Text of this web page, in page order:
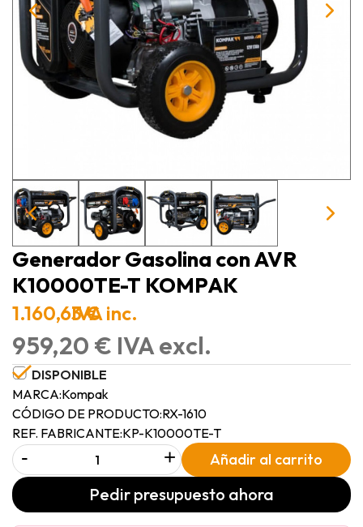
Generador Gasolina con AVR
K10000TE-T KOMPAK
1.160,63 €IVA inc.
959,20 € IVA excl.
DISPONIBLE
MARCA:Kompak
CÓDIGO DE PRODUCTO:RX-1610
REF. FABRICANTE:KP-K10000TE-T
- + Añadir al carrito
Pedir presupuesto ahora